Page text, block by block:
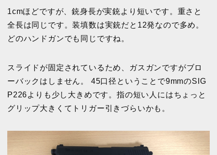
1cmほどですが、銃身長が実銃より短いです。重さと
全長は同じです。装填数は実銃だと12発なので多め。
どのハンドガンでも同じですね。
スライドが固定されているため、ガスガンですがブロ
ーバックはしません。 45口径ということで9mmのSIG
P226よりも少し大きめです。指の短い人にはちょっと
グリップ大きくてトリガー引きづらいかも。